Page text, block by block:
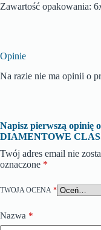
Zawartość opakowania:
Opinie
Na razie nie ma opinii o
Napisz pierwszą opinię
DIAMENTOWE
Twój adres email nie
oznaczone *
TWOJA OCENA *
Nazwa *